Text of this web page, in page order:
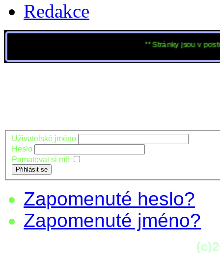
Redakce
** Stránky jsou v postupné
Uživatelské jméno
Heslo
Pamatovat si mě
Přihlásit se
Zapomenuté heslo?
Zapomenuté jméno?